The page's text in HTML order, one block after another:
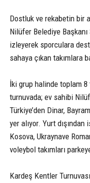
Dostluk ve rekabetin bir
Nilüfer Belediye Başkanı
izleyerek sporculara
sahaya çıkan takımlara
İki grup halinde toplam 8
turnuvada; ev sahibi
Türkiye’den Dinar,
yer alıyor. Yurt dışından
Kosova, Ukraynave
voleybol takımları
Kardeş Kentler